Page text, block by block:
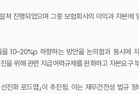
걸쳐 진행되었으며 그중 보험회사의 이익과 자
10~20%p 하향하는 방안을 논의함과 동시에
을 위해 관련 지급여력규제를 완화하고 자본요구
진화 로드맵」이 추진됨. 이는 재무건전성 법규